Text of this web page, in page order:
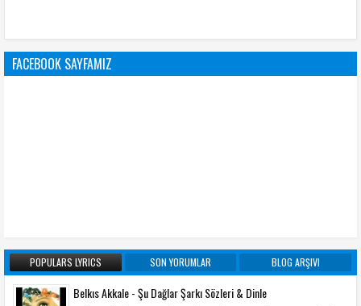
FACEBOOK SAYFAMIZ
POPULARS LYRICS SON YORUMLAR BLOG ARŞIVI
Belkıs Akkale - Şu Dağlar Şarkı Sözleri & Dinle